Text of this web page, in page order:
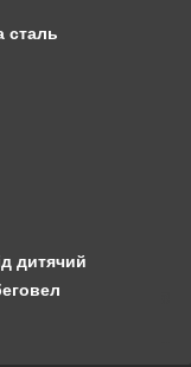
сталь
дитячий